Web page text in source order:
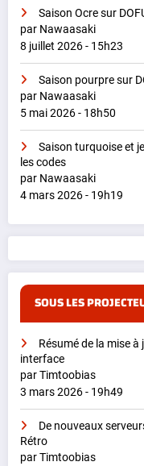
Saison Ocre sur
par Nawaasaki
8 juillet 2026 - 15h23
Saison pourpre sur
par Nawaasaki
5 mai 2026 - 18h50
Saison turquoise et
les codes
par Nawaasaki
4 mars 2026 - 19h19
SOUS LES
Résumé de la mise à
interface
par Timtoobias
3 mars 2026 - 19h49
De nouveaux
Rétro
par Timtoobias